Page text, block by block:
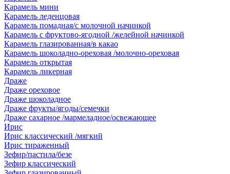
Карамель мини
Карамель леденцовая
Карамель помадная/с молочной начинкой
Карамель с фруктово-ягодной /желейной начинкой
Карамель глазированная/в какао
Карамель шоколадно-ореховая /молочно-ореховая
Карамель открытая
Карамель ликерная
Драже
Драже ореховое
Драже шоколадное
Драже фрукты/ягоды/семечки
Драже сахарное /мармеладное/освежающее
Ирис
Ирис классический /мягкий
Ирис тираженный
Зефир/пастила/безе
Зефир классический